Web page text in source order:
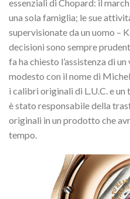
essenziali di Chopard: il
una sola famiglia; le sue
supervisionate da un uomo –
decisioni sono sempre
fa ha chiesto l’assistenza di
modesto con il nome di
i calibri originali di L.U.C. e
è stato responsabile della
originali in un prodotto che
tempo.